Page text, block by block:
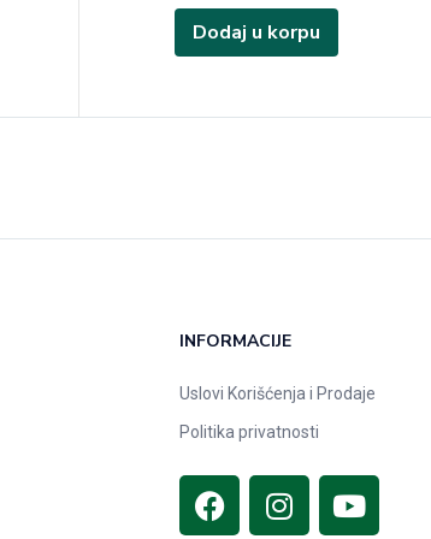
Dodaj u korpu
INFORMACIJE
Uslovi Korišćenja i Prodaje
Politika privatnosti